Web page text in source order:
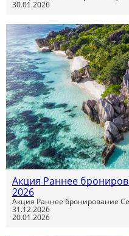
30.01.2026
Акция Раннее
2026
Акция Раннее бронирование
31.12.2026
20.01.2026